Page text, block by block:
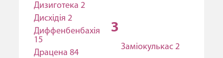
Дизиготека 2
Дисхідія 2
Диффенбенбахія
15
Драцена 84
З
Заміокулькас 2